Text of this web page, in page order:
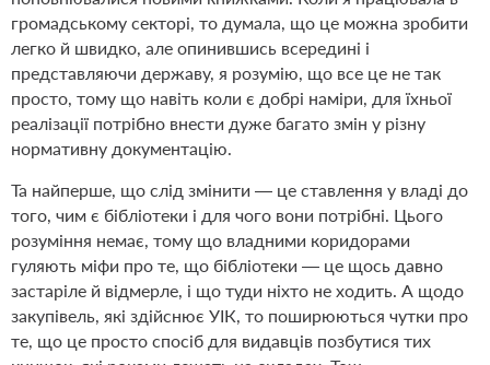
громадському секторі, то думала, що це можна зробити
легко й швидко, але опинившись всередині і
представляючи державу, я розумію, що все це не так
просто, тому що навіть коли є добрі наміри, для їхньої
реалізації потрібно внести дуже багато змін у різну
нормативну документацію.
Та найперше, що слід змінити — це ставлення у владі до
того, чим є бібліотеки і для чого вони потрібні. Цього
розуміння немає, тому що владними коридорами
гуляють міфи про те, що бібліотеки — це щось давно
застаріле й відмерле, і що туди ніхто не ходить. А щодо
закупівель, які здійснює УІК, то поширюються чутки про
те, що це просто спосіб для видавців позбутися тих